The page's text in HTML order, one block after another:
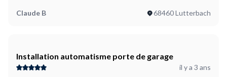
Claude B 68460 Lutterbach
Installation automatisme porte de garage
il y a 3 ans